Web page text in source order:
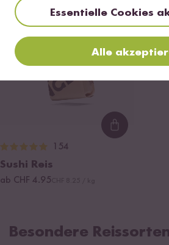
DU SPARST BIS ZU 20 %
Loading...
154
Sushi Reis
ab CHF 4.95
Besondere
Essentielle Cookies
Alle